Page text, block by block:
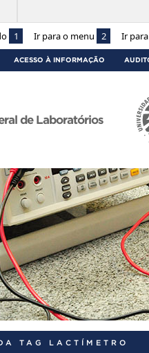
1 Ir para o menu 2 Ir
ACESSO À INFORMAÇÃO
de Laboratórios
TAG LACTÍMETRO